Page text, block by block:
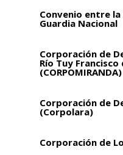
Convenio entre
Guardia Nacional
Corporación de
Río Tuy
(CORPOMIRANDA)
Corporación de
(Corpolara)
Corporación de